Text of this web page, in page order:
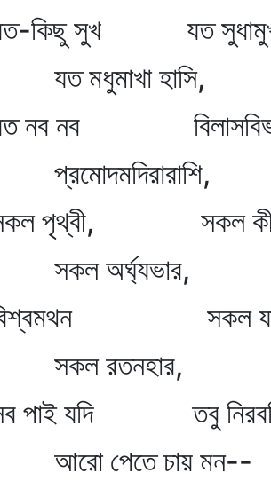
কিছু সুখ যত
যত মধুমাখা হাসি,
নব নব
প্রমোদমদিরারাশি,
পৃথ্বী, সকল
সকল অর্ঘ্যভার,
সকল
সকল রতনহার,
পাই যদি তবু
আরো পেতে চায় মন--